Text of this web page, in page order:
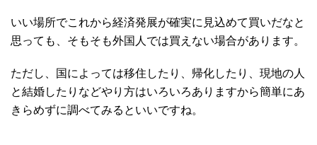
いい場所でこれから経済発展が確実に見込めて買いだなと
思っても、そもそも外国人では買えない場合があります。
ただし、国によっては移住したり、帰化したり、現地の人
と結婚したりなどやり方はいろいろありますから簡単にあ
きらめずに調べてみるといいですね。